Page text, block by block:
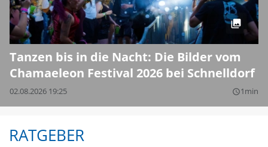
Tanzen bis in die Nacht: Die Bilder vom
Chamaeleon Festival 2026 bei Schnelldorf
02.08.2026 19:25 query_builder1min
RATGEBER